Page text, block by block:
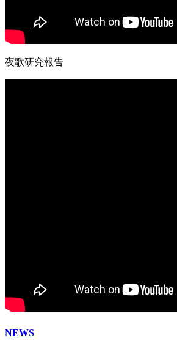
夜歌研究報告
NEWS